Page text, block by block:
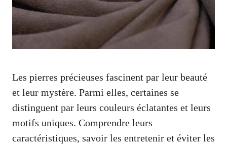
Les pierres précieuses fascinent par leur beauté
et leur mystère. Parmi elles, certaines se
distinguent par leurs couleurs éclatantes et leurs
motifs uniques. Comprendre leurs
caractéristiques, savoir les entretenir et éviter les